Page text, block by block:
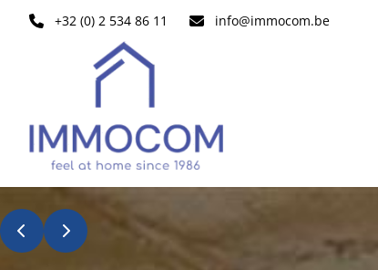
Aller au contenu principal
+32 (0) 2 534 86 11 info@immocom.be